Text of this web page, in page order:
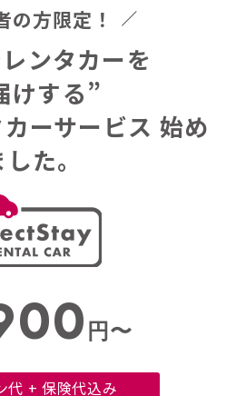
の方限定！
ンタカーを
けする”
ーサービス 始め
た。
円〜
代 + 保険代込み